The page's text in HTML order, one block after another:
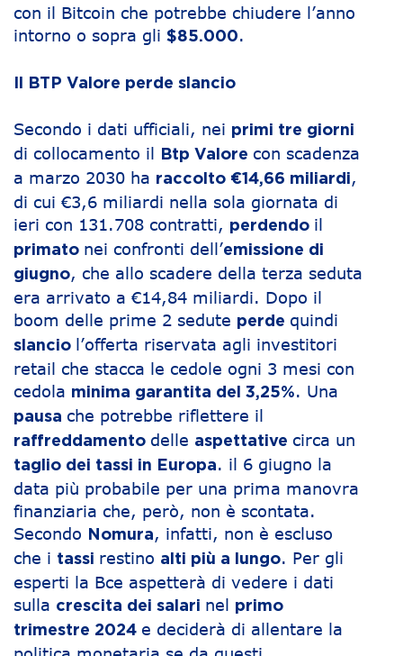
con il Bitcoin che potrebbe chiudere l’anno
intorno o sopra gli $85.000.
Il BTP Valore perde slancio
Secondo i dati ufficiali, nei primi tre giorni
di collocamento il Btp Valore con scadenza
a marzo 2030 ha raccolto €14,66 miliardi,
di cui €3,6 miliardi nella sola giornata di
ieri con 131.708 contratti, perdendo il
primato nei confronti dell’emissione di
giugno, che allo scadere della terza seduta
era arrivato a €14,84 miliardi. Dopo il
boom delle prime 2 sedute perde quindi
slancio l’offerta riservata agli investitori
retail che stacca le cedole ogni 3 mesi con
cedola minima garantita del 3,25%. Una
pausa che potrebbe riflettere il
raffreddamento delle aspettative circa un
taglio dei tassi in Europa. il 6 giugno la
data più probabile per una prima manovra
finanziaria che, però, non è scontata.
Secondo
Nomura, infatti, non è escluso
che i tassi restino alti più a lungo. Per gli
esperti la Bce aspetterà di vedere i dati
sulla crescita dei salari nel primo
trimestre 2024 e deciderà di allentare la